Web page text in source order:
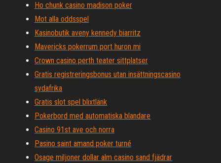
Ho chunk casino madison poker
Mot alla oddsspel
Kasinobutik aveny kennedy biarritz
Mavericks pokerrum port huron mi
Crown casino perth teater sittplatser
Gratis registreringsbonus utan insättningscasino
sydafrika
Gratis slot spel blixtlänk
Pokerbord med automatiska blandare
Casino 91st ave och norra
Pasino saint amand poker turné
Osage miljoner dollar alm casino sand fjädrar